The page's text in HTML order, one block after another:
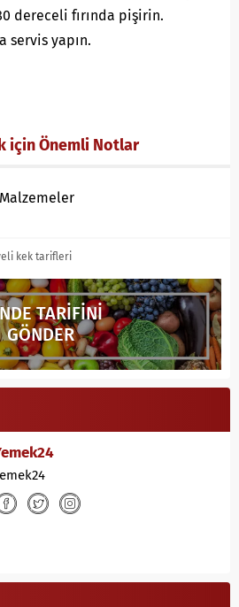
dereceli fırında pişirin.
servis yapın.
için Önemli Notlar
kek tarifleri
TARİFİNİ
GÖNDER